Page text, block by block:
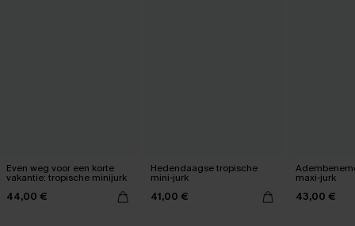
Even weg voor een korte
vakantie: tropische minijurk
44,00 €
Hedendaagse tropische
mini-jurk
41,00 €
maxi-jurk
43,00 €